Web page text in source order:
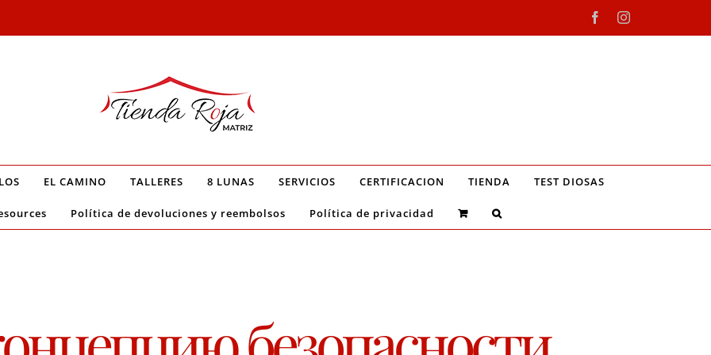
FacebookInstagram
EL CAMINO TALLERES 8 LUNAS SERVICIOS CERTIFICACION TIENDA TEST DIOSAS
Política de devoluciones y reembolsos Política de privacidad